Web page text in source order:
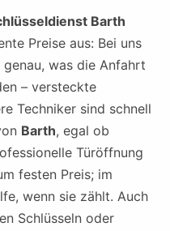
Barth
Preise aus: Bei uns
was die Anfahrt
– versteckte
Techniker sind schnell
Barth, egal ob
Türöffnung
festen Preis; im
wenn sie zählt. Auch
Schlüsseln oder